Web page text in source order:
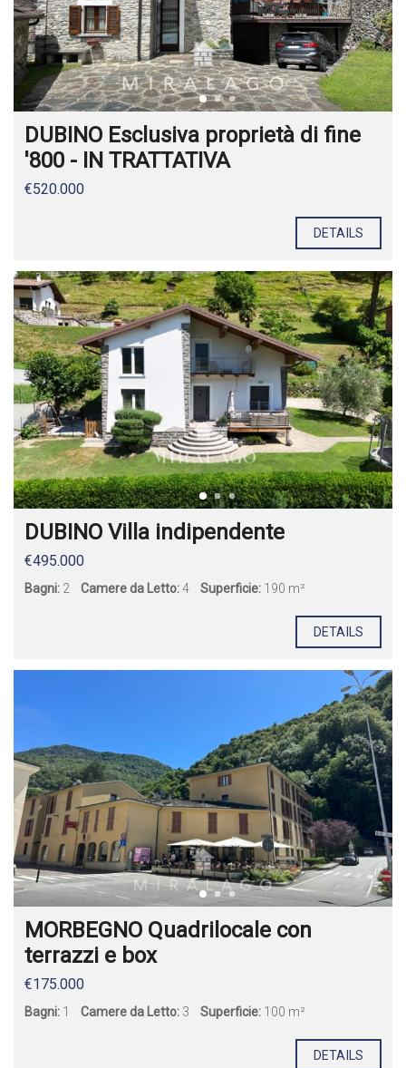
DUBINO Esclusiva proprietà di fine
'800 - IN TRATTATIVA
€520.000
DETAILS
DUBINO Villa indipendente
€495.000
Bagni: 2 Camere da Letto:4 Superficie: 190 m²
DETAILS
MORBEGNO Quadrilocale con
terrazzi e box
€175.000
Bagni: 1 Camere da Letto: 3 Superficie: 100 m²
DETAILS